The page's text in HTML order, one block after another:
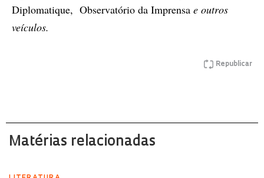
Diplomatique, Observatório da Imprensa e outros
veículos.
Republicar